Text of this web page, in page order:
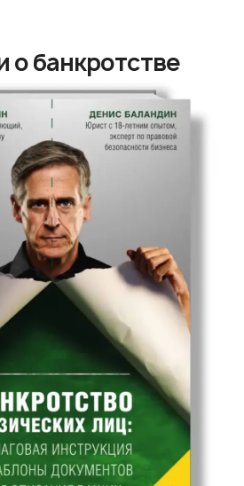
о банкротстве